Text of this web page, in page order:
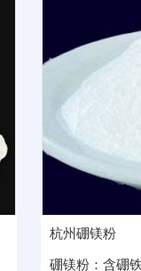
杭州硼镁粉
硼镁粉：含硼